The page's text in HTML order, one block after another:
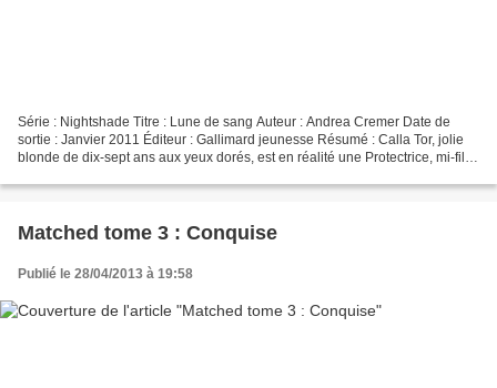
Série : Nightshade Titre : Lune de sang Auteur : Andrea Cremer Date de
sortie : Janvier 2011 Éditeur : Gallimard jeunesse Résumé : Calla Tor, jolie
blonde de dix-sept ans aux yeux dorés, est en réalité une Protectrice, mi-fille,
Matched tome 3 : Conquise
Publié le 28/04/2013 à 19:58